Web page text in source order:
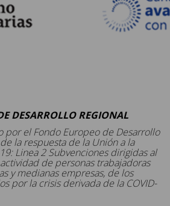
DESARROLLO REGIONAL
por el Fondo Europeo de Desarrollo
la respuesta de la Unión a la
Linea 2 Subvenciones dirigidas al
de personas trabajadoras
y medianas empresas, de los
por la crisis derivada de la COVID-